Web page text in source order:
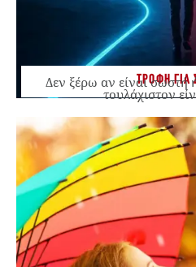
ΤΡΟΦΗ ΓΙΑ
Δεν ξέρω αν είναι σωστή
τουλάχιστον